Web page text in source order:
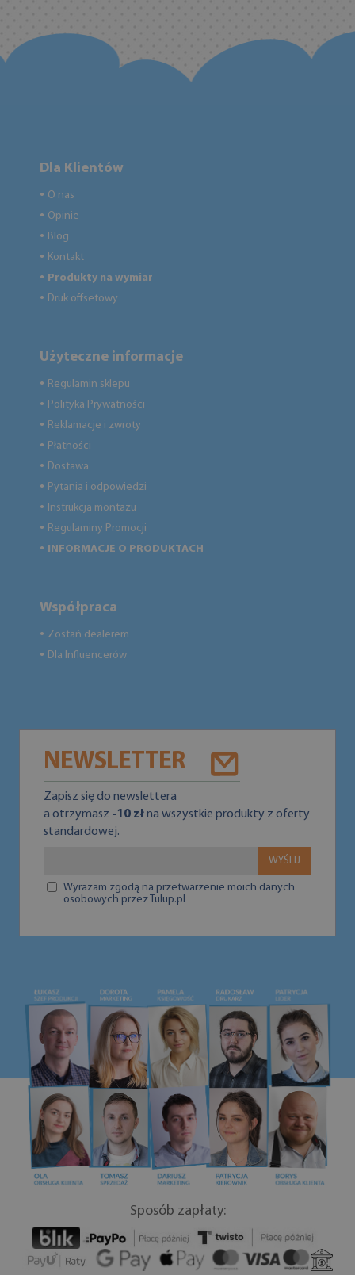
Dla Klientów
● O nas
● Opinie
● Blog
● Kontakt
● Produkty na wymiar
● Druk offsetowy
Użyteczne informacje
● Regulamin sklepu
● Polityka Prywatności
● Reklamacje i zwroty
● Płatności
● Dostawa
● Pytania i odpowiedzi
● Instrukcja montażu
● Regulaminy Promocji
● INFORMACJE O PRODUKTACH
Współpraca
● Zostań dealerem
● Dla Influencerów
NEWSLETTER
Zapisz się do newslettera
a otrzymasz -10 złna wszystkie produkty z oferty
standardowej.
WYŚLIJ
Wyrażam zgodą na przetwarzenie moich danych
osobowych przez Tulup.pl
Sposób zapłaty: